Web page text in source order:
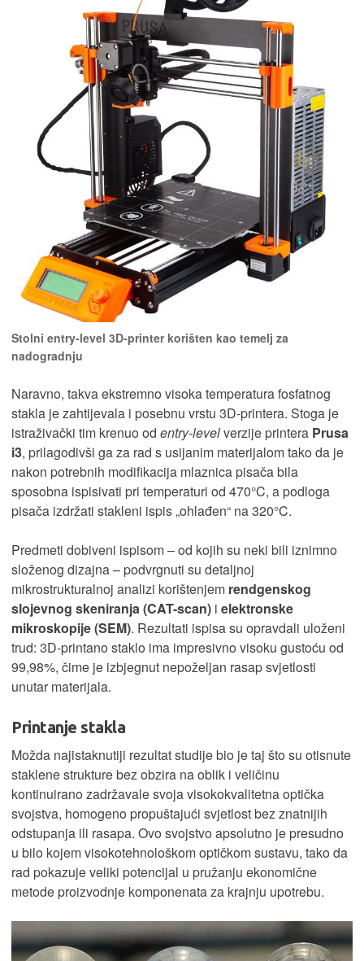
Stolni entry-level 3D-printer korišten kao temelj za
nadogradnju
Naravno, takva ekstremno visoka temperatura fosfatnog
stakla je zahtijevala i posebnu vrstu 3D-printera. Stoga je
istraživački tim krenuo od entry-levelverzije printera Prusa
i3, prilagodivši ga za rad s usijanim materijalom tako da je
nakon potrebnih modifikacija mlaznica pisača bila
sposobna ispisivati pri temperaturi od 470°C, a podloga
pisača izdržati stakleni ispis „ohlađen“ na 320°C.
Predmeti dobiveni ispisom – od kojih su neki bili iznimno
složenog dizajna – podvrgnuti su detaljnoj
mikrostrukturalnoj analizi korištenjem rendgenskog
slojevnog skeniranja (CAT-scan) i elektronske
mikroskopije (SEM). Rezultati ispisa su opravdali uloženi
trud: 3D-printano staklo ima impresivno visoku gustoću od
99,98%, čime je izbjegnut nepoželjan rasap svjetlosti
unutar materijala.
Printanje stakla
Možda najistaknutiji rezultat studije bio je taj što su otisnute
staklene strukture bez obzira na oblik i veličinu
kontinuirano zadržavale svoja visokokvalitetna optička
svojstva, homogeno propuštajući svjetlost bez znatnijih
odstupanja ili rasapa. Ovo svojstvo apsolutno je presudno
u bilo kojem visokotehnološkom optičkom sustavu, tako da
rad pokazuje veliki potencijal u pružanju ekonomične
metode proizvodnje komponenata za krajnju upotrebu.